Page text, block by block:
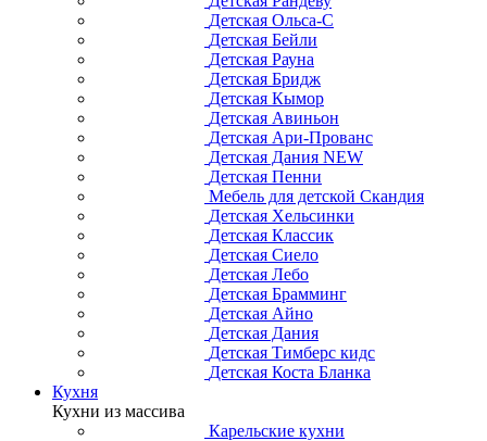
Детская Ольса-С
Детская Бейли
Детская Рауна
Детская Бридж
Детская Кымор
Детская Авиньон
Детская Ари-Прованс
Детская Дания NEW
Детская Пенни
Мебель для детской Скандия
Детская Хельсинки
Детская Классик
Детская Сиело
Детская Лебо
Детская Брамминг
Детская Айно
Детская Дания
Детская Тимберс кидс
Детская Коста Бланка
Кухня
Кухни из массива
Карельские кухни